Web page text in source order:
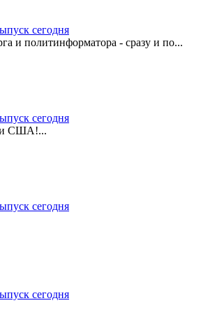
сегодня
и политинформатора - сразу и по...
сегодня
и США!...
сегодня
сегодня